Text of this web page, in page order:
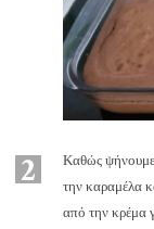
2
Καθώς ψήνουμε
την καραμέλα
από την κρέμα